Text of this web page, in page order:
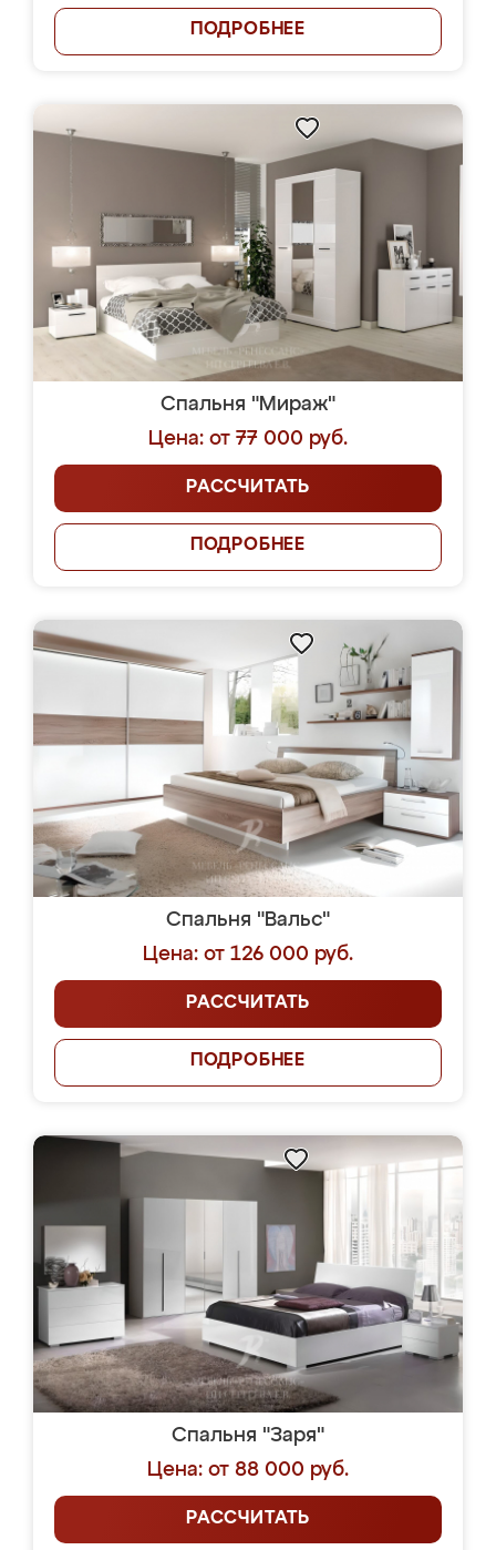
ПОДРОБНЕЕ
Спальня "Мираж"
Цена: от 77 000 руб.
РАССЧИТАТЬ
ПОДРОБНЕЕ
Спальня "Вальс"
Цена: от 126 000 руб.
РАССЧИТАТЬ
ПОДРОБНЕЕ
Спальня "Заря"
Цена: от 88 000 руб.
РАССЧИТАТЬ